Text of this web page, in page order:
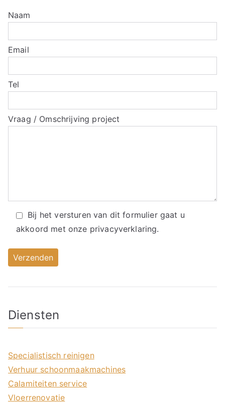
Naam
Email
Tel
Vraag / Omschrijving project
Bij het versturen van dit formulier gaat u
akkoord met onze privacyverklaring.
Diensten
Specialistisch reinigen
Verhuur schoonmaakmachines
Calamiteiten service
Vloerrenovatie